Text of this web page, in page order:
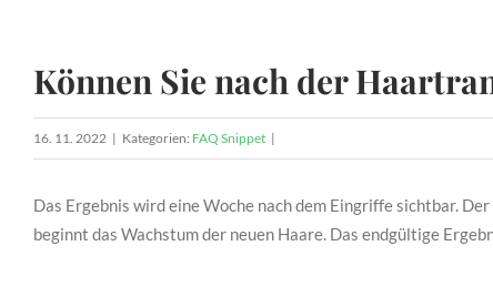
Können Sie nach der
16. 11. 2022 | Kategorien: FAQ Snippet |
Das Ergebnis wird eine Woche nach dem Eingriffe sichtbar.
beginnt das Wachstum der neuen Haare. Das endgültige